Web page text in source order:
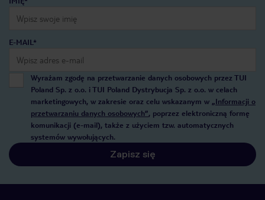
E-MAIL*
Wyrażam zgodę na przetwarzanie danych osobowych przez TUI
Poland Sp. z o.o. i TUI Poland Dystrybucja Sp. z o.o. w celach
marketingowych, w zakresie oraz celu wskazanym w „Informacji o
przetwarzaniu danych osobowych”, poprzez elektroniczną formę
komunikacji (e-mail), także z użyciem tzw. automatycznych
systemów wywołujących.
Zapisz się